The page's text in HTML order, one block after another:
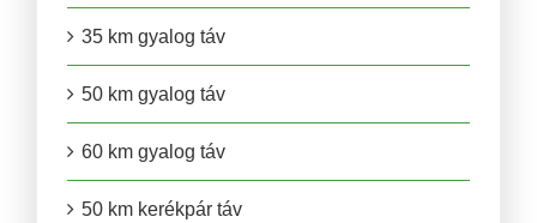
35 km gyalog táv
50 km gyalog táv
60 km gyalog táv
50 km kerékpár táv